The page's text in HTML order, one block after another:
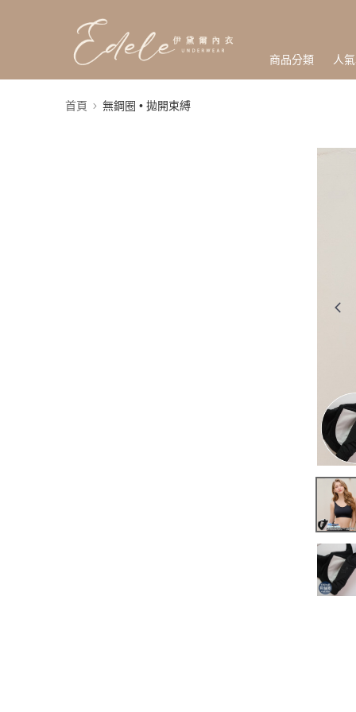
商品分類 人
首頁 無鋼圈 • 拋開束縛